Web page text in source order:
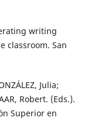
writing
classroom. San
Julia;
Robert. (Eds.).
Superior en